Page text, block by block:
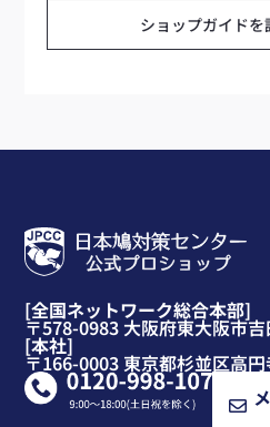
ショップガイドを
[全国ネットワーク総合本部]
〒578-0983 大阪府東大阪市
[本社]
〒166-0003 東京都杉並区高